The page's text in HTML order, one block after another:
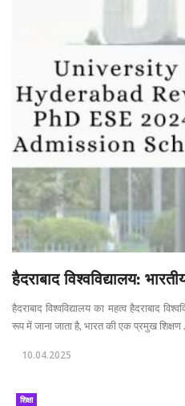
हैदराबाद विश्वविद्यालय:
हैदराबाद विश्वविद्यालय का महत्व हैदराबाद
रूप में जाना जाता है, भारत की एक प्रमुख शिक्षण
10.04.2025
शिक्षा